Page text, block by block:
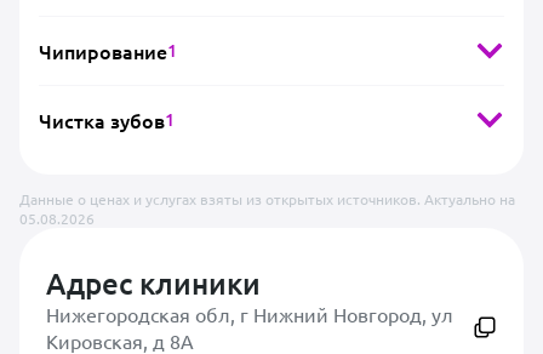
Чипирование1
Чистка зубов1
Данные о ценах и услугах взяты из открытых источников. Актуально на
05.08.2026
Адрес клиники
Нижегородская обл, г Нижний Новгород, ул
Кировская, д 8А